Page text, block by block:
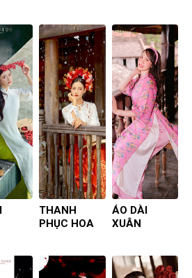
THANH
PHỤC HOA
ÁO DÀI
XUÂN